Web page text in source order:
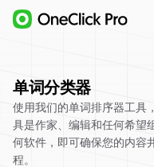
单词分类器
使用我们的单词排序器工具
具是作家、编辑和任何希望
何软件，即可确保您的内容
程。